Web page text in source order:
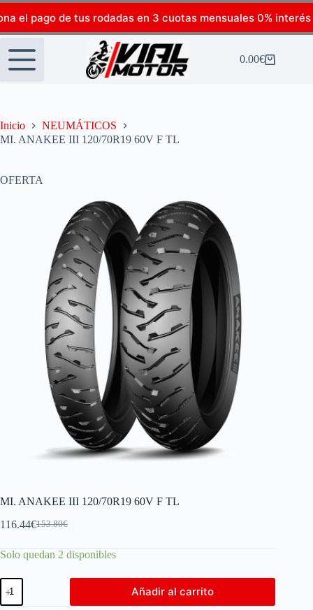
el pago de tus rodadas en 3 cuotas mensuales 0% interés
0.00€
Inicio
NEUMÁTICOS
MI. ANAKEE III 120/70R19 60V F TL
OFERTA
MI. ANAKEE III 120/70R19 60V F TL
153.80€
116.44€
Solo quedan 2 disponibles
Añadir al carrito